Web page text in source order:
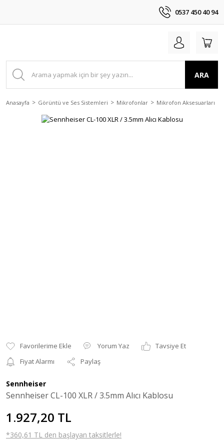
0537 450 40 94
ARA
Anasayfa Görüntü ve Ses Sistemleri Mikrofonlar Mikrofon Aksesuarları
Yorum Yaz
Tavsiye Et
Fiyat Alarmı
Paylaş
Sennheiser
Sennheiser CL-100 XLR / 3.5mm Alıcı Kablosu
1.927,20 TL
*360,61 TL den başlayan taksitlerle!